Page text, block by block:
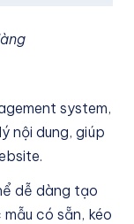
system,
nội dung, giúp
dễ dàng tạo
có sẵn, kéo